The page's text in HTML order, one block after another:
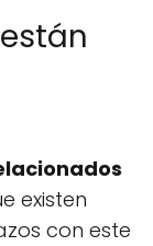
existen
con este